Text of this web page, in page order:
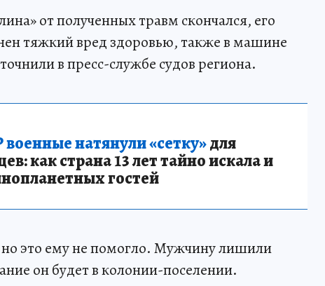
от полученных травм скончался, его
тяжкий вред здоровью, также в машине
в пресс-службе судов региона.
натянули «сетку»для
как страна 13 лет тайно искала и
гостей
это ему не помогло. Мужчину лишили
он будет в колонии-поселении.